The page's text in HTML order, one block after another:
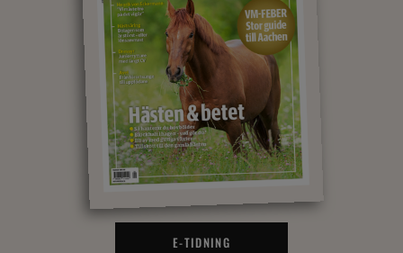
E-TIDNING